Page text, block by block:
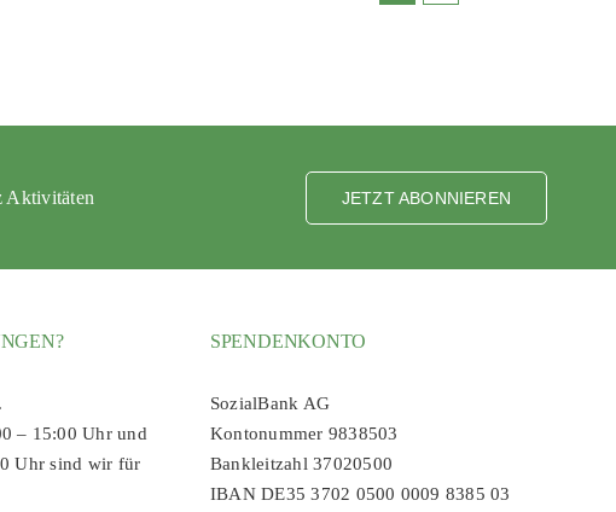
Aktivitäten JETZT ABONNIEREN
– 15:00 Uhr und
Uhr sind wir für
SPENDENKONTO
SozialBank AG
Kontonummer 9838503
Bankleitzahl 37020500
IBAN DE35 3702 0500 0009 8385 03